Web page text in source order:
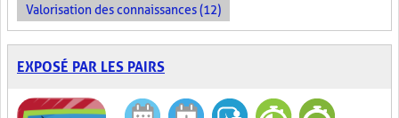
Valorisation des connaissances (12)
EXPOSÉ PAR LES PAIRS